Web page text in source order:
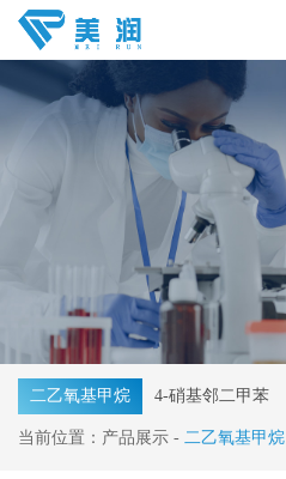
二乙氧基甲烷 4-硝基邻二甲苯
当前位置： 产品展示 - 二乙氧基甲烷